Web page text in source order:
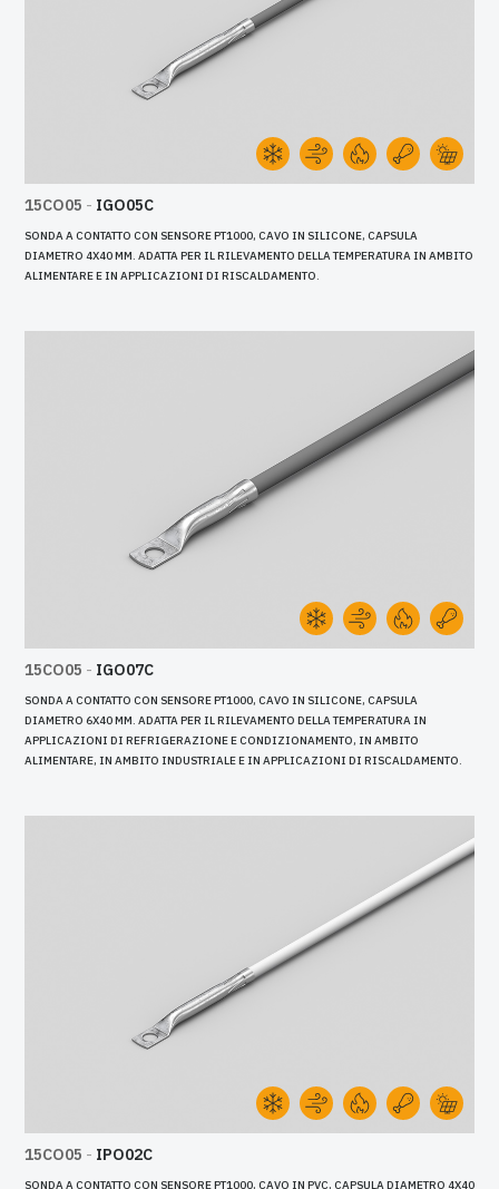
15CO05 - IGO05C
SONDA A CONTATTO CON SENSORE PT1000, CAVO IN SILICONE, CAPSULA
DIAMETRO 4X40 MM. ADATTA PER IL RILEVAMENTO DELLA TEMPERATURA IN AMBITO
ALIMENTARE E IN APPLICAZIONI DI RISCALDAMENTO.
15CO05 - IGO07C
SONDA A CONTATTO CON SENSORE PT1000, CAVO IN SILICONE, CAPSULA
DIAMETRO 6X40 MM. ADATTA PER IL RILEVAMENTO DELLA TEMPERATURA IN
APPLICAZIONI DI REFRIGERAZIONE E CONDIZIONAMENTO, IN AMBITO
ALIMENTARE, IN AMBITO INDUSTRIALE E IN APPLICAZIONI DI RISCALDAMENTO.
15CO05 - IPO02C
SONDA A CONTATTO CON SENSORE PT1000, CAVO IN PVC, CAPSULA DIAMETRO 4X40